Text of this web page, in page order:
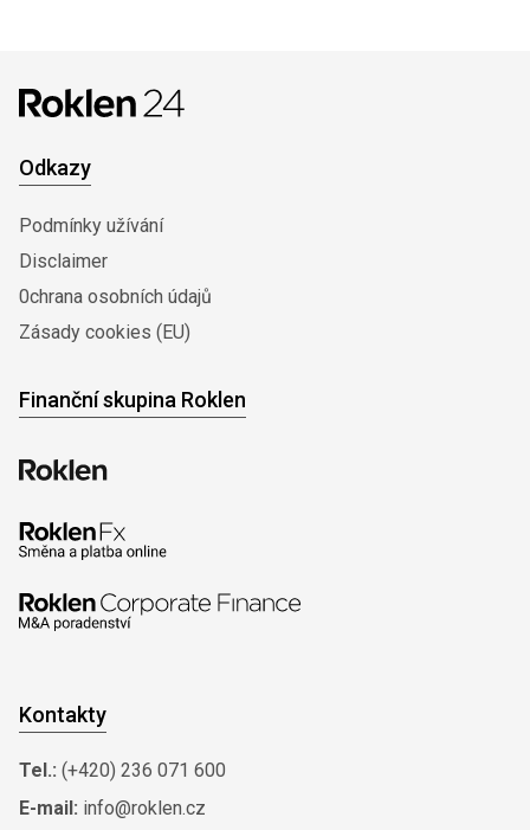
Odkazy
Podmínky užívání
Disclaimer
0chrana osobních údajů
Zásady cookies (EU)
Finanční skupina Roklen
Kontakty
Tel.: (+420) 236 071 600
E-mail: info@roklen.cz